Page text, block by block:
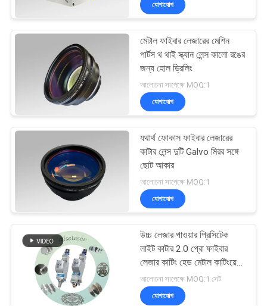
আবেদন
РУССКИЙ
САЙТ
সাইট
ম্যাপ
PRIVACY
POLICY
লেজারের পরিষ্কারের মেশিন
হ্যান্ডহেল্ড লেজার ওয়েল্ডিং
মেশিন
160
ফাইবার লেসার মার্কিং মেশিন
221
যোগাযোগ
মেটাল ফাইবার লেজারের মেশিন
পার্টস থ থাই স্ক্যান লেন্স কালো রঙের
জন্য হোল ড্রিলিং
আলোচনা সাপেক্ষে MOQ:1
যোগাযোগ
যথার্থ ফোকাস ফাইবার লেজারের
কাটার লেন্স দুটি Galvo মিরর সঙ্গে
ছোট আকার
আলোচনা সাপেক্ষে MOQ:1
যোগাযোগ
উচ্চ লেজার পাওয়ার প্রিসিটেক
লাইট কাটার 2.0 প্রো ফাইবার
লেজার কাটিং হেড মেটাল কাটিংয়ের
জন্য
আলোচনা সাপেক্ষে MOQ:1 সেট
যোগাযোগ